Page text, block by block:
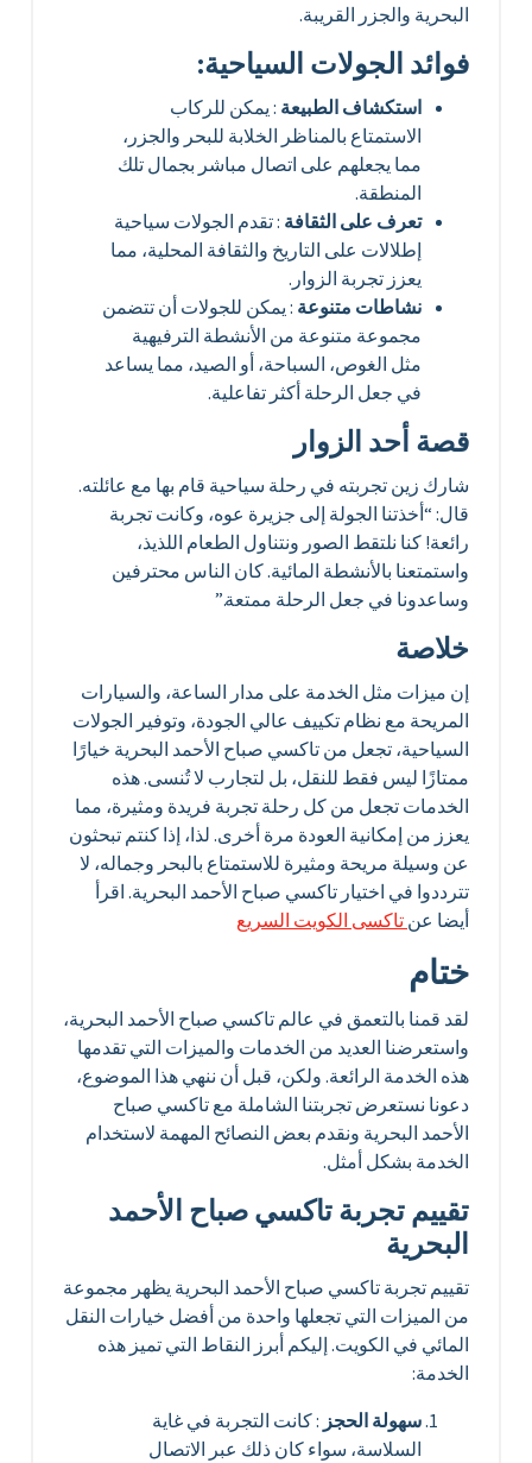
البحرية والجزر القريبة.
فوائد الجولات السياحية:
استكشاف الطبيعة: يمكن للركاب
الاستمتاع بالمناظر الخلابة للبحر والجزر،
مما يجعلهم على اتصال مباشر بجمال تلك
المنطقة.
تعرف على الثقافة: تقدم الجولات سياحية
إطلالات على التاريخ والثقافة المحلية، مما
يعزز تجربة الزوار.
نشاطات متنوعة: يمكن للجولات أن تتضمن
مجموعة متنوعة من الأنشطة الترفيهية
مثل الغوص، السباحة، أو الصيد، مما يساعد
في جعل الرحلة أكثر تفاعلية.
قصة أحد الزوار
شارك زين تجربته في رحلة سياحية قام بها مع عائلته.
قال: “أخذتنا الجولة إلى جزيرة عوه، وكانت تجربة
رائعة! كنا نلتقط الصور ونتناول الطعام اللذيذ،
واستمتعنا بالأنشطة المائية. كان الناس محترفين
وساعدونا في جعل الرحلة ممتعة.”
خلاصة
إن ميزات مثل الخدمة على مدار الساعة، والسيارات
المريحة مع نظام تكييف عالي الجودة، وتوفير الجولات
السياحية، تجعل من تاكسي صباح الأحمد البحرية خيارًا
ممتازًا ليس فقط للنقل، بل لتجارب لا تُنسى. هذه
الخدمات تجعل من كل رحلة تجربة فريدة ومثيرة، مما
يعزز من إمكانية العودة مرة أخرى. لذا، إذا كنتم تبحثون
عن وسيلة مريحة ومثيرة للاستمتاع بالبحر وجماله، لا
تترددوا في اختيار تاكسي صباح الأحمد البحرية. اقرأ
أيضا عنتاكسى الكويت السريع
ختام
لقد قمنا بالتعمق في عالم تاكسي صباح الأحمد البحرية،
واستعرضنا العديد من الخدمات والميزات التي تقدمها
هذه الخدمة الرائعة. ولكن، قبل أن ننهي هذا الموضوع،
دعونا نستعرض تجربتنا الشاملة مع تاكسي صباح
الأحمد البحرية ونقدم بعض النصائح المهمة لاستخدام
الخدمة بشكل أمثل.
تقييم تجربة تاكسي صباح الأحمد
البحرية
تقييم تجربة تاكسي صباح الأحمد البحرية يظهر مجموعة
من الميزات التي تجعلها واحدة من أفضل خيارات النقل
المائي في الكويت. إليكم أبرز النقاط التي تميز هذه
الخدمة:
سهولة الحجز: كانت التجربة في غاية
السلاسة، سواء كان ذلك عبر الاتصال